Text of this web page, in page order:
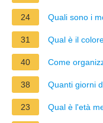
24 Quali sono i
31 Qual è il
40 Come
38 Quanti giorni
23 Qual è l'età